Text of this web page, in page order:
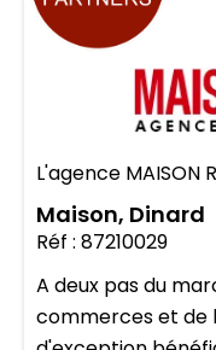
L'agence MAISON
Maison, Dinard
Réf : 87210029
A deux pas du
commerces et de